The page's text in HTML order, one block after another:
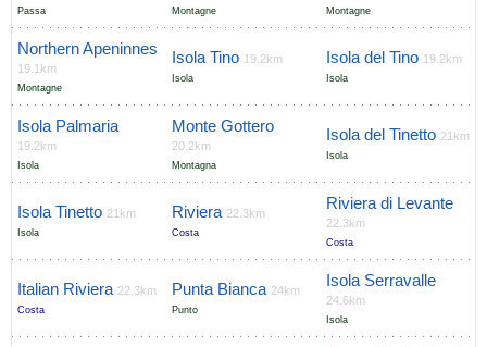
Passa Montagne Montagne
Northern Apeninnes
19.1km
Montagne
Isola Tino 19.2km
Isola
Isola del Tino 19.2km
Isola
Isola Palmaria
19.2km
Isola
Monte Gottero
20.2km
Montagna
Isola del Tinetto 21km
Isola
Isola Tinetto 21km
Isola
Riviera 22.3km
Costa
Riviera di Levante
22.3km
Costa
Italian Riviera 22.3km
Costa
Punta Bianca 24km
Punto
Isola Serravalle
24.6km
Isola